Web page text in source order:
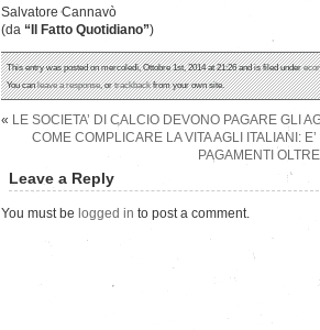
Salvatore Cannavò
(da “Il Fatto Quotidiano”)
This entry was posted on mercoledì, Ottobre 1st, 2014 at 21:26 and is filed under
You canleave a response, ortrackbackfrom your own site.
« LE SOCIETA’ DI CALCIO DEVONO PAGARE GLI
COME COMPLICARE LA VITA AGLI ITALIANI:
PAGAMENTI
Leave a Reply
You must be logged in to post a comment.